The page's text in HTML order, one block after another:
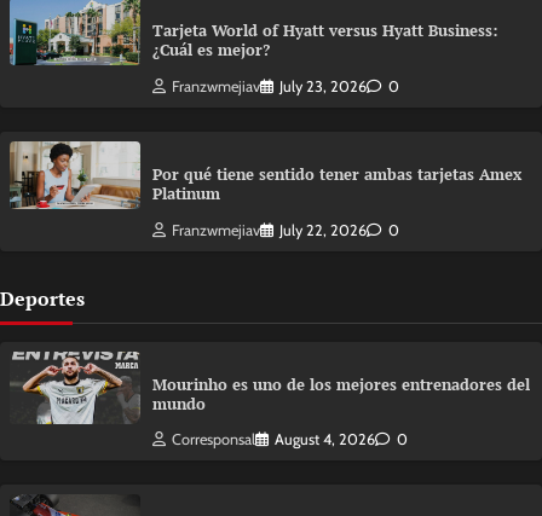
Tarjeta World of Hyatt versus Hyatt Business:
¿Cuál es mejor?
Franzwmejiav July 23, 2026 0
Por qué tiene sentido tener ambas tarjetas Amex
Platinum
Franzwmejiav July 22, 2026 0
Deportes
Mourinho es uno de los mejores entrenadores del
mundo
Corresponsal August 4, 2026 0